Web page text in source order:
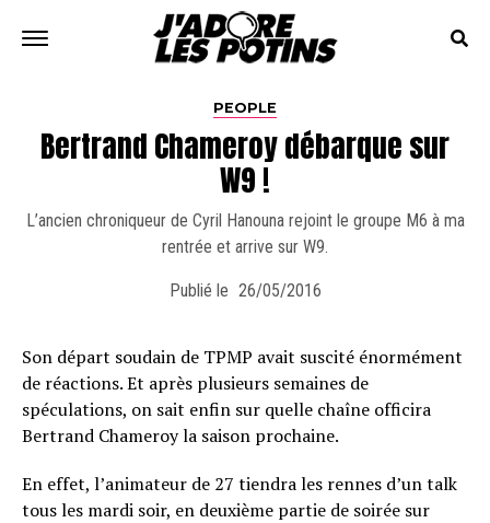
PEOPLE
Bertrand Chameroy débarque sur
W9 !
L’ancien chroniqueur de Cyril Hanouna rejoint le groupe M6 à ma
rentrée et arrive sur W9.
Publié le 26/05/2016
Son départ soudain de TPMP avait suscité énormément
de réactions. Et après plusieurs semaines de
spéculations, on sait enfin sur quelle chaîne officira
Bertrand Chameroy la saison prochaine.
En effet, l’animateur de 27 tiendra les rennes d’un talk
tous les mardi soir, en deuxième partie de soirée sur